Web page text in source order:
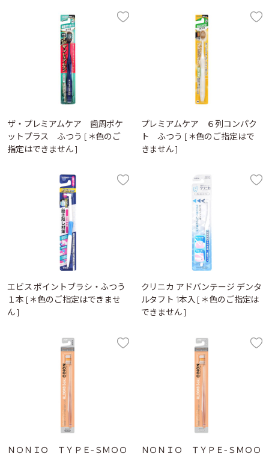
ザ・プレミアムケア 歯周ポケ
ットプラス ふつう [＊色のご
指定はできません]
プレミアムケア ６列コンパク
ト ふつう [＊色のご指定はで
きません]
エビス ポイントブラシ・ふつう
１本 [＊色のご指定はできませ
ん]
クリニカ アドバンテージ デンタ
ルタフト 1本入 [＊色のご指定は
できません]
ＮＯＮＩＯ ＴＹＰＥ-ＳＭＯＯ
ＮＯＮＩＯ ＴＹＰＥ-ＳＭＯＯ